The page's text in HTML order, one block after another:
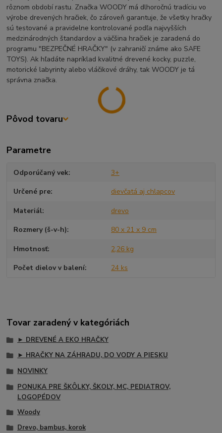
rôznom období rastu. Značka WOODY má dlhoročnú tradíciu vo
výrobe drevených hračiek, čo zároveň garantuje, že všetky hračky
sú testované a pravidelne kontrolované podľa najvyšších
medzinárodných štandardov a väčšina hračiek je zaradená do
programu "BEZPEČNÉ HRAČKY" (v zahraničí známe ako SAFE
TOYS). Ak hľadáte napríklad kvalitné drevené kocky, puzzle,
motorické labyrinty alebo vláčikové dráhy, tak WOODY je tá
správna značka.
Pôvod tovaru
Parametre
Odporúčaný vek 3+
Určené pre dievčatá aj chlapcov
Materiál drevo
Rozmery (š-v-h) 80 x 21 x 9 cm
Hmotnosť 2,26 kg
Počet dielov v balení 24 ks
Tovar zaradený v kategóriách
► DREVENÉ A EKO HRAČKY
► HRAČKY NA ZÁHRADU, DO VODY A PIESKU
NOVINKY
PONUKA PRE ŠKÔLKY, ŠKOLY, MC, PEDIATROV,
LOGOPÉDOV
Woody
Drevo, bambus, korok